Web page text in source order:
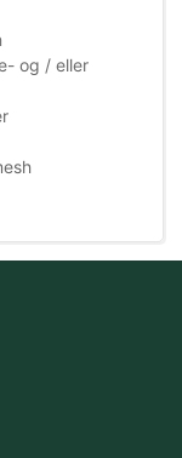
og / eller